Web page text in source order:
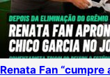
Renata Fan